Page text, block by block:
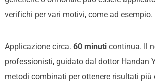
verifichi per vari motivi, come ad esempio.
Applicazione circa. 60 minuti continua. Il
professionisti, guidato dal dottor Handan
metodi combinati per ottenere risultati più